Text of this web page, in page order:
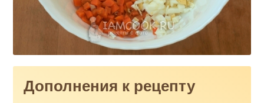
Дополнения к рецепту